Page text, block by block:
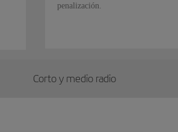
penalización.
Corto y medio radio